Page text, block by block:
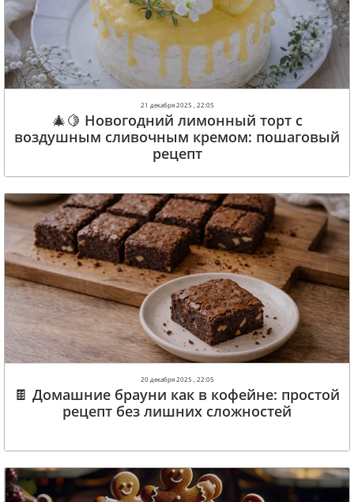
21 декабря 2025 , 22:05
🎄🍋 Новогодний лимонный торт с
воздушным сливочным кремом: пошаговый
рецепт
20 декабря 2025 , 22:05
🍫 Домашние брауни как в кофейне: простой
рецепт без лишних сложностей